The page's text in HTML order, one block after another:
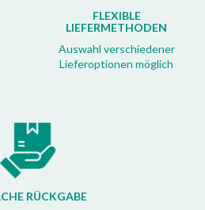
FLEXIBLE
LIEFERMETHODEN
Auswahl verschiedener
Lieferoptionen möglich
RÜCKGABE